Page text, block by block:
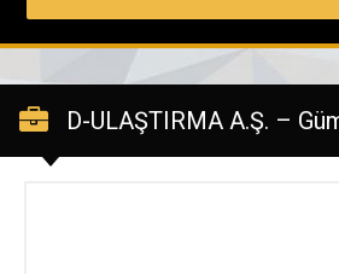
D-ULAŞTIRMA A.Ş. –